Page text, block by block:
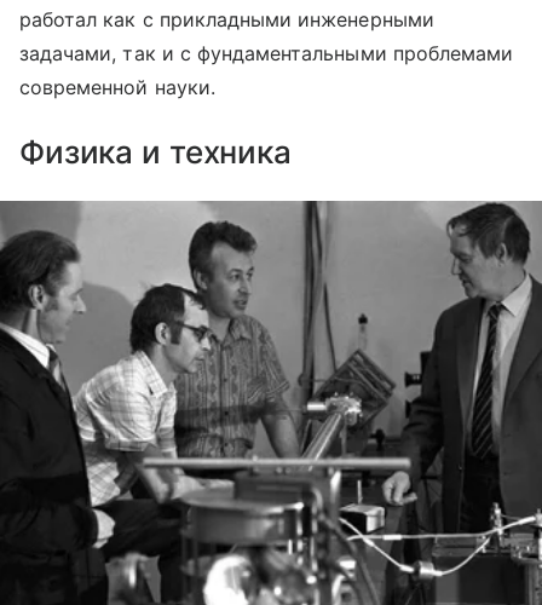
работал как с прикладными инженерными
задачами, так и с фундаментальными проблемами
современной науки.
Физика и техника